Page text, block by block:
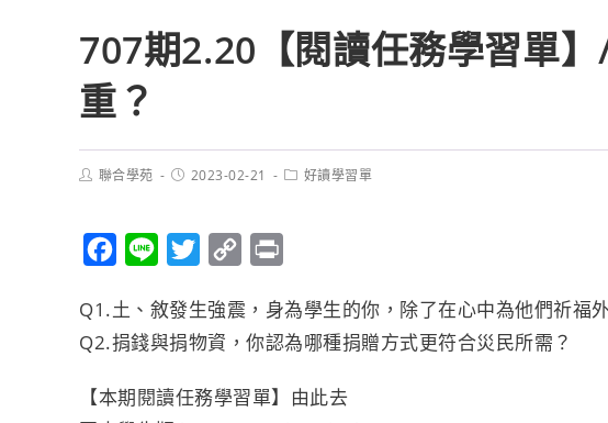
707期2.20【閱讀任務學習單
重？
聯合學苑 2023-02-21 好讀學習單
c
e
o
n
e
i
t
e
p
y
i
i
n
Q1.土、敘發生強震，身為學生的你，除了在心中為他們祈福
Q2.捐錢與捐物資，你認為哪種捐贈方式更符合災民所需？
【本期閱讀任務學習單】由此去